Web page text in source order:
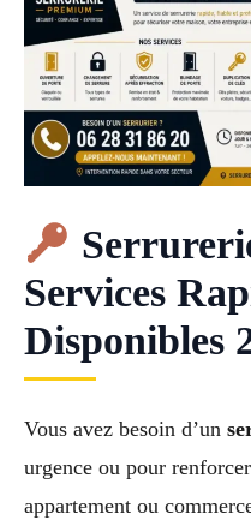
Services
Disponibles
Vous avez besoin d’un
urgence ou pour
appartement ou